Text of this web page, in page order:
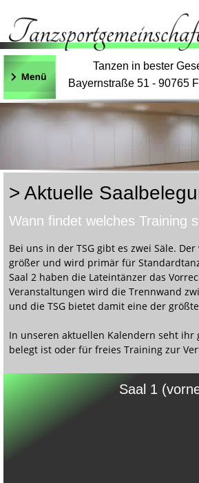
Bayernstraße 51 - 90765
Tanzen in bester
> Aktuelle
Wann findet welches Training
Bei uns in der TSG gibt es zwei Säle.
größer und wird primär für
Saal 2 haben die Lateintänzer das
Veranstaltungen wird die Trennwand
und die TSG bietet damit eine der
In unseren aktuellen Kalendern seht ihr
belegt ist oder für freies Training zur
Saal 1